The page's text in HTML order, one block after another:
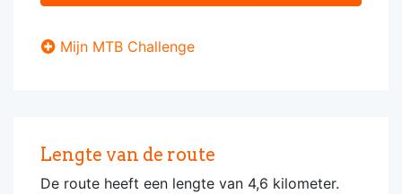
Mijn MTB Challenge
Lengte van de route
De route heeft een lengte van 4,6 kilometer.